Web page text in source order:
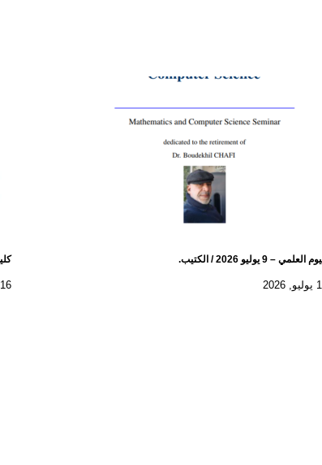
العلمي – 9 يوليو 2026 / الكتيب.
16 يوليو, 2026